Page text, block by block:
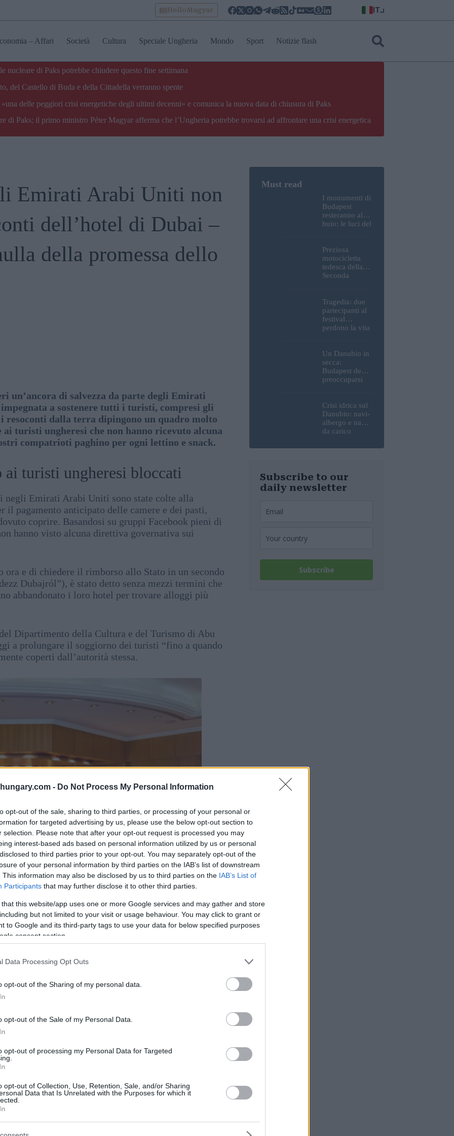
- Do Not Process My Personal Information
opt-out of the sale, sharing to third parties, or processing of your personal or
for targeted advertising by us, please use the below opt-out section to
selection. Please note that after your opt-out request is processed you may
interest-based ads based on personal information utilized by us or personal
to third parties prior to your opt-out. You may separately opt-out of the
of your personal information by third parties on the IAB’s list of downstream
This information may also be disclosed by us to third parties on the IAB’s List of
Participants that may further disclose it to other third parties.
that this website/app uses one or more Google services and may gather and store
but not limited to your visit or usage behaviour. You may click to grant or
to Google and its third-party tags to use your data for below specified purposes
consent section.
Data Processing Opt Outs
opt-out of the Sharing of my personal data.
opt-out of the Sale of my Personal Data.
opt-out of processing my Personal Data for Targeted
opt-out of Collection, Use, Retention, Sale, and/or Sharing
Data that Is Unrelated with the Purposes for which it
HelloMagyar IT
– Affari Società Cultura Speciale Ungheria Mondo Sport Notizie flash
nucleare di Paks potrebbe chiudere questo fine settimana
del Castello di Buda e della Cittadella verranno spente
delle peggiori crisi energetiche degli ultimi decenni» e comunica la nuova data di chiusura di Paks
di Paks; il primo ministro Péter Magyar afferma che l’Ungheria potrebbe trovarsi ad affrontare una crisi energetica
Emirati Arabi Uniti non
dell’hotel di Dubai –
della promessa dello
di salvezza da parte degli Emirati
a sostenere tutti i turisti, compresi gli
dalla terra dipingono un quadro molto
turisti ungheresi che non hanno ricevuto alcuna
compatrioti paghino per ogni lettino e snack.
turisti ungheresi bloccati
negli Emirati Arabi Uniti sono state colte alla
il pagamento anticipato delle camere e dei pasti,
coprire. Basandosi su gruppi Facebook pieni di
hanno visto alcuna direttiva governativa sui
e di chiedere il rimborso allo Stato in un secondo
Dubajról”), è stato detto senza mezzi termini che
abbandonato i loro hotel per trovare alloggi più
Dipartimento della Cultura e del Turismo di Abu
a prolungare il soggiorno dei turisti “fino a quando
coperti dall’autorità stessa.
ufficialmente la gentile promessa del DCT
di estensioni gratuite e senza intoppi – senza
consolare, di cui 2.167 negli Emirati
sono bloccati e le frontiere terrestri sono intasate
sulle occasioni locali.
I monumenti di
Budapest
resteranno al
buio: le luci del
Buda e della
Cittadella
verranno
spente
Preziosa
motocicletta
tedesca della
Seconda
umani ed
esplosivi
recuperati dal
Danubio a
Tragedia: due
partecipanti al
festival
perdono la vita
Ungheria
Un Danubio in
secca:
Budapest deve
preoccuparsi
mento idrico?
Un esperto
mette in luce
un fatto
Crisi idrica sul
Danubio: navi-
albergo e navi
da carico
Ungheria
Subscribe to our
daily newsletter
Subscribe